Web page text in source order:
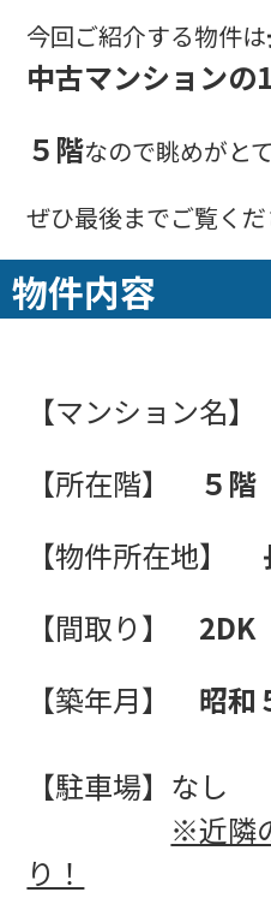
今回ご紹介する物件は
中古マンションの
５階なので眺めがと
ぜひ最後までご覧くだ
物件内容
【マンション名
【所在階】
５階
【物件所在地】
【間取り】 2DK
【築年月】 昭和
【駐車場】なし
※近隣
り！